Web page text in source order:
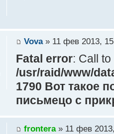
Vova» 11 фев 2013,
Fatal error: Call
/usr/raid/www/
1790 Вот такое
письмецо с
frontera» 11 фев